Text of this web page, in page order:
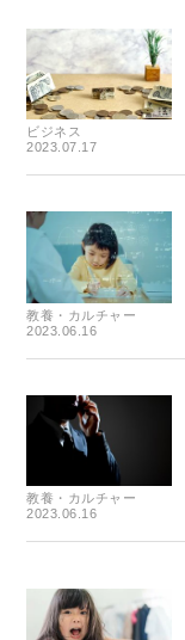
ビジネス
2023.07.17
教養・カルチャー
2023.06.16
教養・カルチャー
2023.06.16